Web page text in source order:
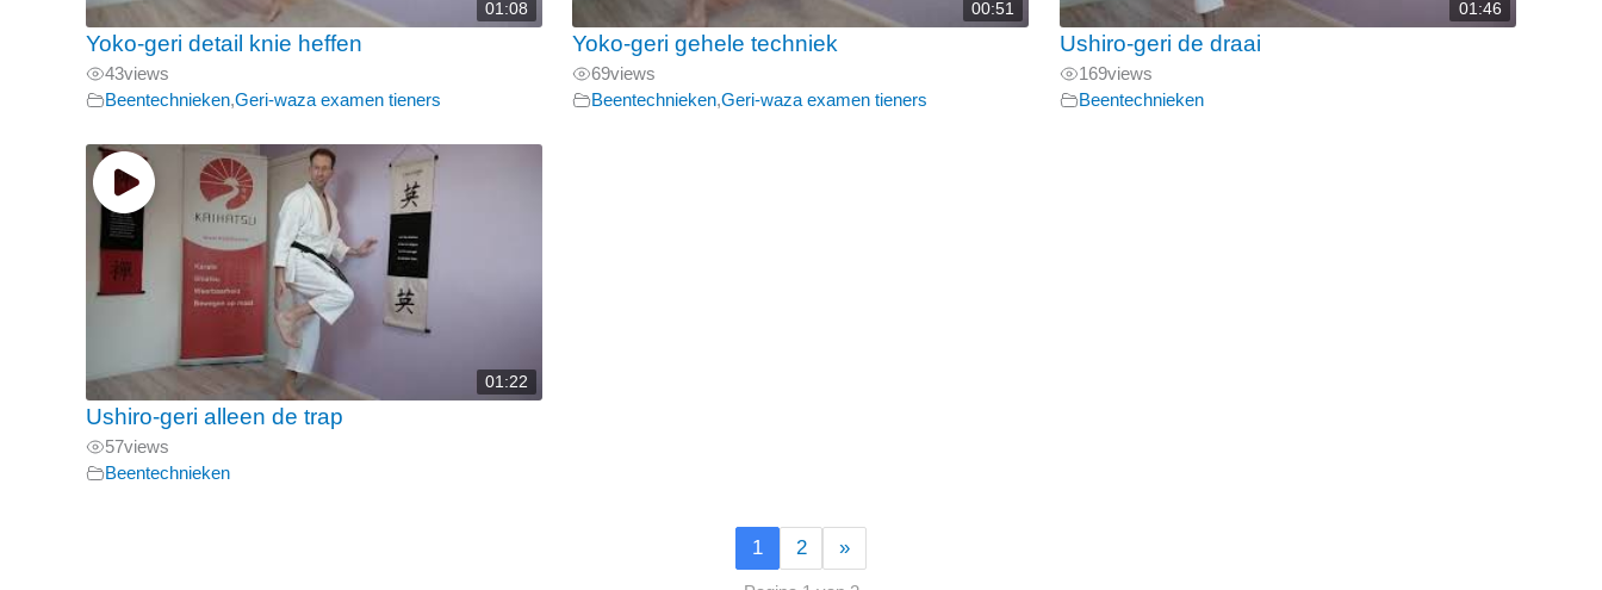
01:08
Yoko-geri detail knie heffen
43views
Beentechnieken,Geri-waza examen tieners
00:51
Yoko-geri gehele techniek
69views
Beentechnieken,Geri-waza examen tieners
01:46
Ushiro-geri de draai
169views
Beentechnieken
01:22
Ushiro-geri alleen de trap
57views
Beentechnieken
1 2 »